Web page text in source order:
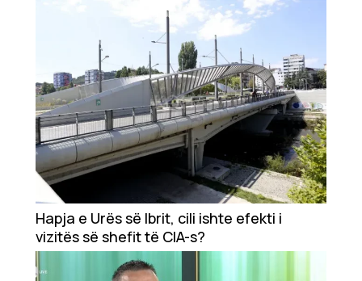
Hapja e Urës së Ibrit, cili ishte efekti i
vizitës së shefit të CIA-s?